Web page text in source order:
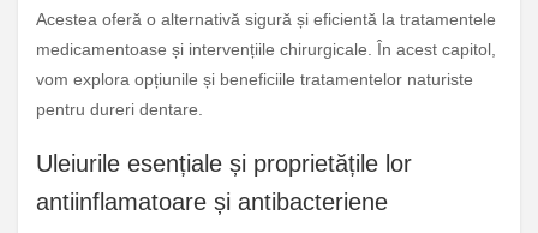
Acestea oferă o alternativă sigură și eficientă la tratamentele
medicamentoase și intervențiile chirurgicale. În acest capitol,
vom explora opțiunile și beneficiile tratamentelor naturiste
pentru dureri dentare.
Uleiurile esențiale și proprietățile lor
antiinflamatoare și antibacteriene